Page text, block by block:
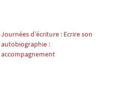
Journées d’écriture : Ecrire son
autobiographie :
accompagnement